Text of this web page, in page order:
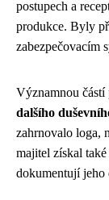
postupech a
produkce. Byly
zabezpečovacím
Významnou částí
dalšího
zahrnovalo loga,
majitel získal
dokumentují